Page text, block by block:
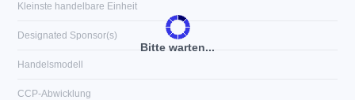
Bitte warten...
Kleinste handelbare Einheit
Designated Sponsor(s)
Handelsmodell
CCP-Abwicklung